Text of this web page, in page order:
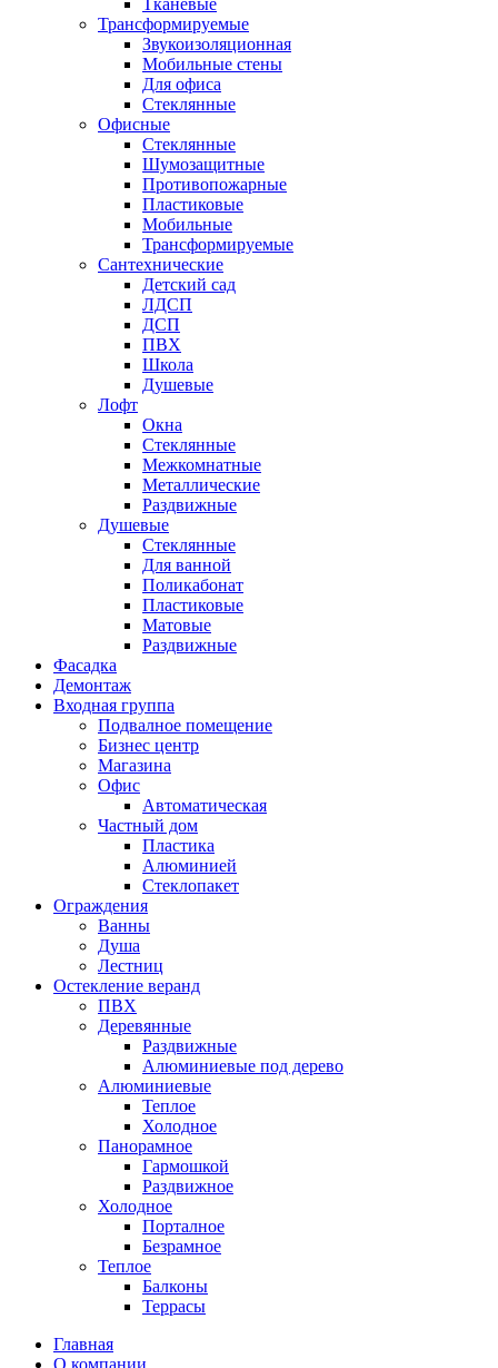
Тканевые
Трансформируемые
Звукоизоляционная
Мобильные стены
Для офиса
Стеклянные
Офисные
Стеклянные
Шумозащитные
Противопожарные
Пластиковые
Мобильные
Трансформируемые
Сантехнические
Детский сад
ЛДСП
ДСП
ПВХ
Школа
Душевые
Лофт
Окна
Стеклянные
Межкомнатные
Металлические
Раздвижные
Душевые
Стеклянные
Для ванной
Поликабонат
Пластиковые
Матовые
Раздвижные
Фасадка
Демонтаж
Входная группа
Подвалное помещение
Бизнес центр
Магазина
Офис
Автоматическая
Частный дом
Пластика
Алюминией
Стеклопакет
Ограждения
Ванны
Душа
Лестниц
Остекление веранд
ПВХ
Деревянные
Раздвижные
Алюминиевые под дерево
Алюминиевые
Теплое
Холодное
Панорамное
Гармошкой
Раздвижное
Холодное
Порталное
Безрамное
Теплое
Балконы
Террасы
Главная
О компании